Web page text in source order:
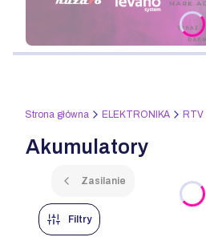
Naciśnij Enter lub spację, aby
Strona główna ELEKTRONIKA RTV
Akumulatory
Zasilanie
Filtry